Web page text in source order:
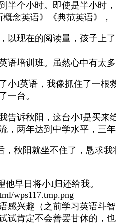
个小时。即使是半小时
念英语》《典范英语》，
以现在的阅读量，孩子上
培训班。虽然心中有太
小I英语，我像抓住了一
一台。
告诉秋阳，这台小I是买
两年达到中学水平，三
秋阳就坐不住了，恳求
早日将小I归还给我。
wps117.tmp.png
兴趣（之前学习英语斗
肯定不会善罢甘休的，